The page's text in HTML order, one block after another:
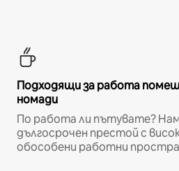
Подходящи за работа
номади
По работа ли пътувате?
дългосрочен престой с
обособени работни